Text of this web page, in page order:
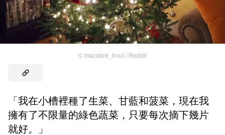
© macabre_trout / Reddit
「我在小槽裡種了生菜、甘藍和菠菜，現在我
擁有了不限量的綠色蔬菜，只要每次摘下幾片
就好。」